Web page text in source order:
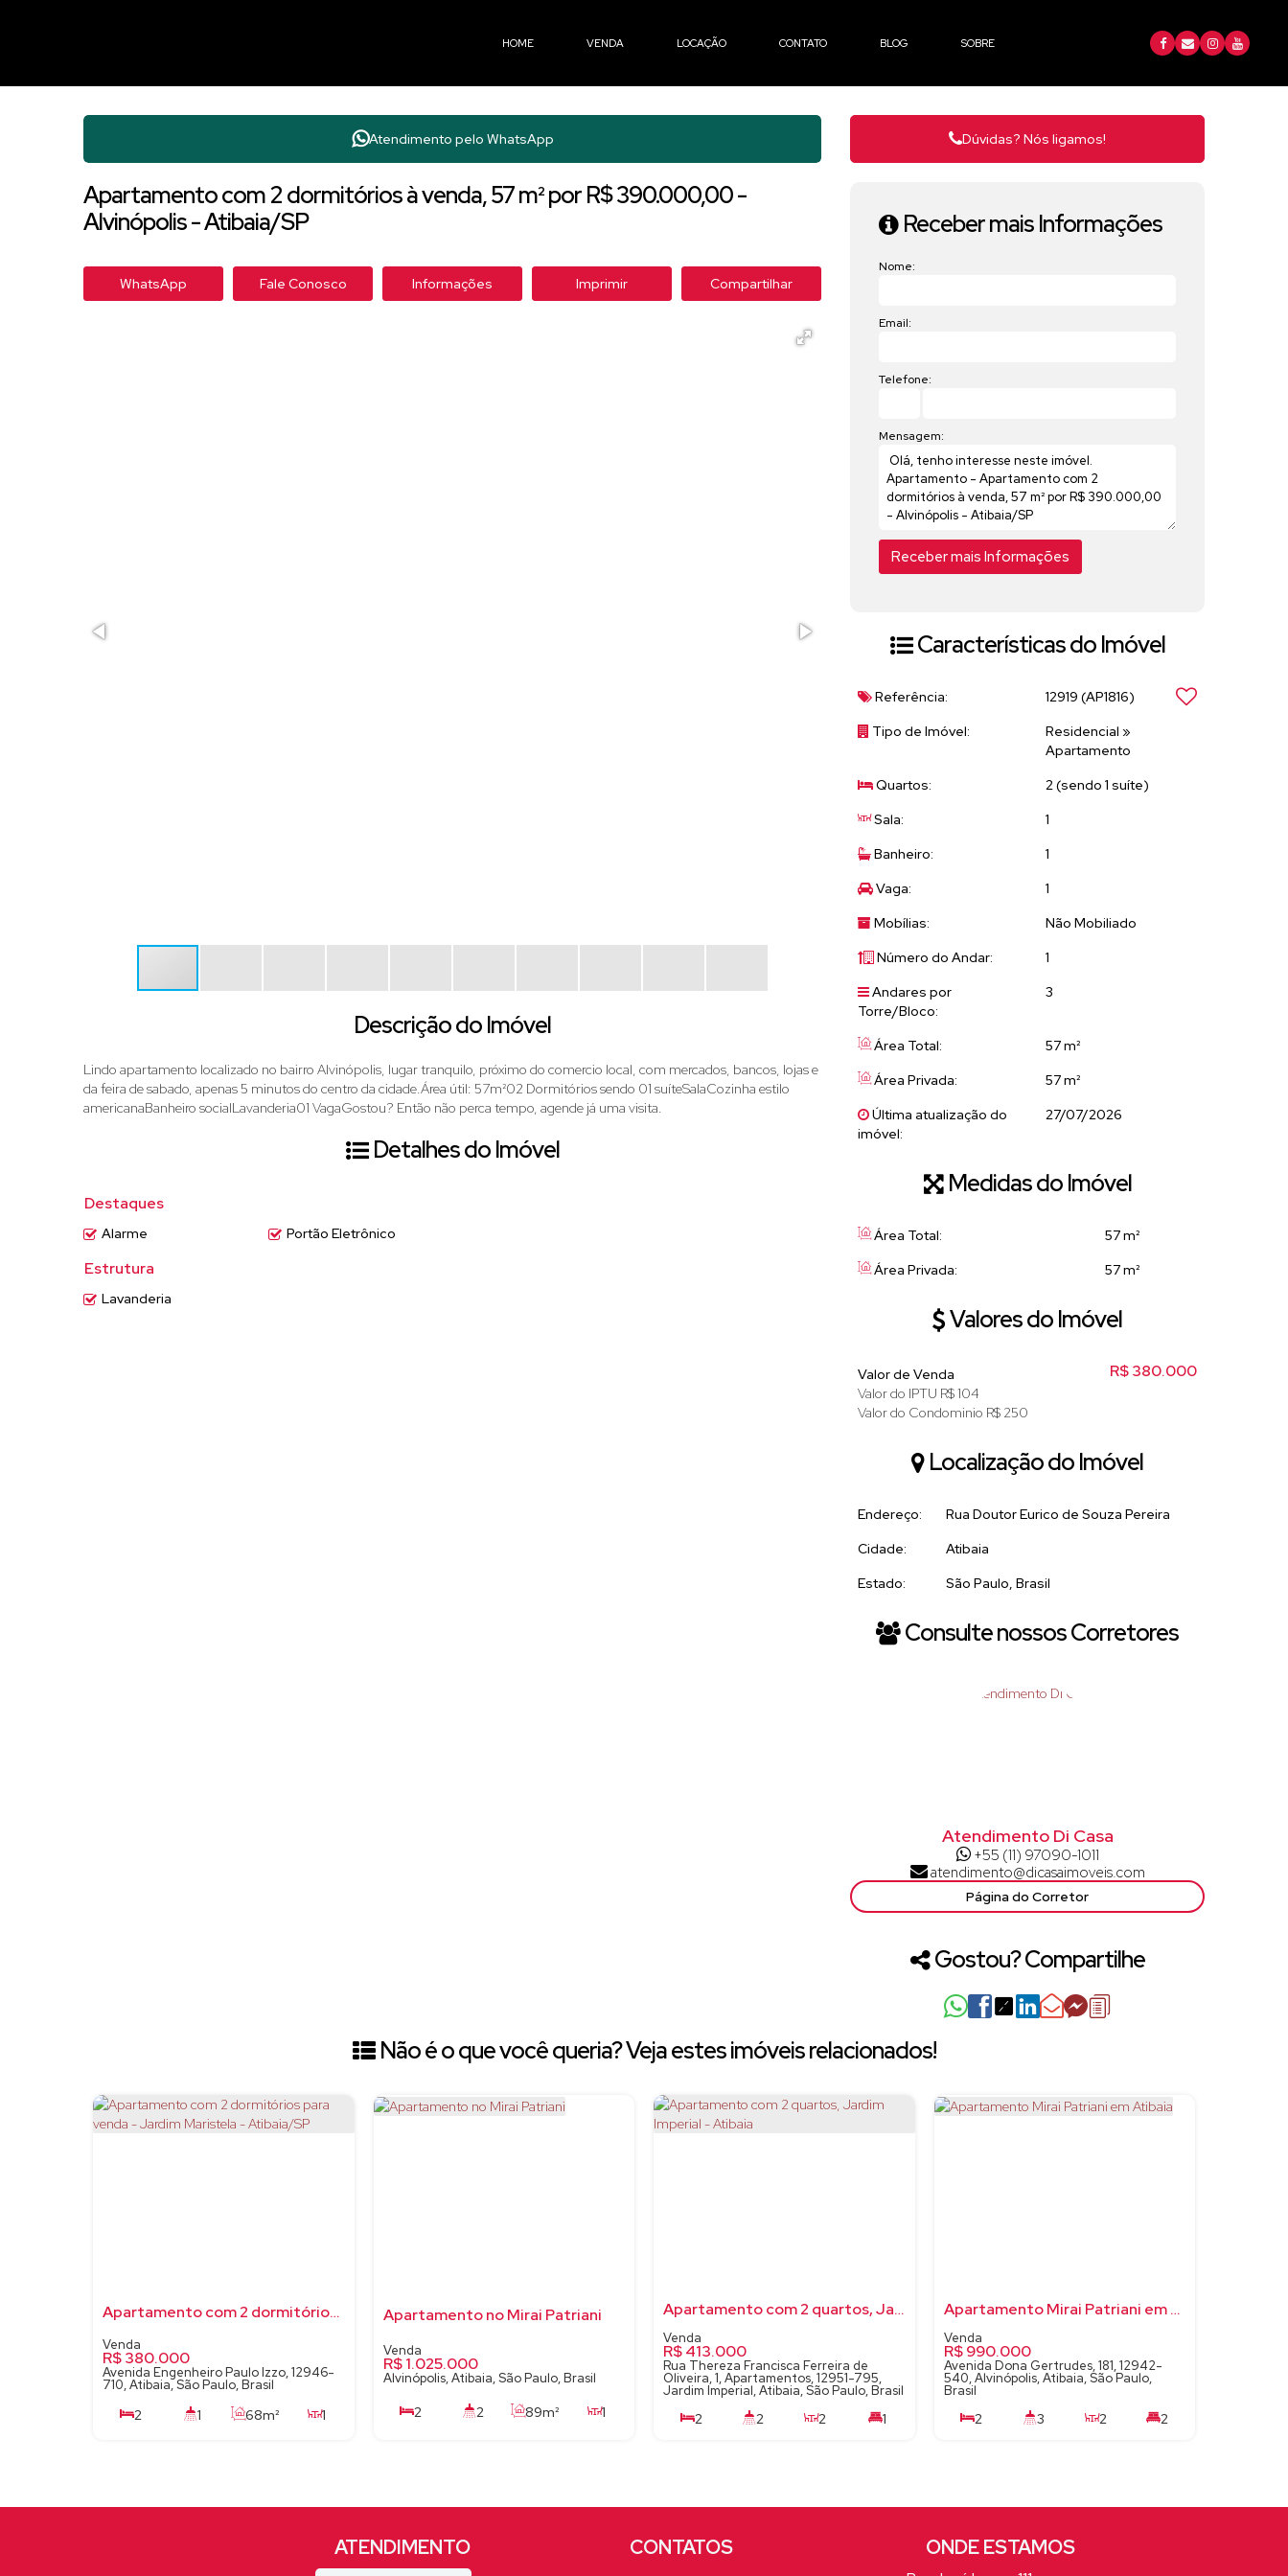
CONTATO BLOG SOBRE
LOCAÇÃO
VENDA
HOME
Atendimento pelo WhatsApp
Apartamento com 2 dormitórios à venda, 57 m² por R$ 390.000,00 -
Alvinópolis - Atibaia/SP
WhatsApp Fale Conosco Informações Imprimir Compartilhar
Descrição do Imóvel
Lindo apartamento localizado no bairro Alvinópolis, lugar tranquilo, próximo do comercio local, com mercados, bancos, lojas e
da feira de sabado, apenas 5 minutos do centro da cidade.Área útil: 57m²02 Dormitórios sendo 01 suíteSalaCozinha estilo
americanaBanheiro socialLavanderia01 VagaGostou? Então não perca tempo, agende já uma visita.
Detalhes do Imóvel
Destaques
Alarme Portão Eletrônico
Estrutura
Lavanderia
Dúvidas? Nós ligamos!
Receber mais Informações
Nome:
Email:
Telefone:
Mensagem:
Características do Imóvel
Referência: 12919 (AP1816)
Tipo de Imóvel:
Residencial »
Apartamento
Quartos:
2 (sendo 1 suíte)
Sala:
1
Banheiro:
1
Vaga:
1
Mobílias:
Não Mobiliado
Número do Andar:
1
Andares por
Torre/Bloco:
3
Área Total:
57 m²
Área Privada:
57 m²
Última atualização do
imóvel:
27/07/2026
Medidas do Imóvel
Área Total:
57 m²
Área Privada:
57 m²
Valores do Imóvel
R$380.000
Valor de Venda
Valor do IPTU R$104
Valor do Condominio R$ 250
Localização do Imóvel
Endereço:
Rua Doutor Eurico de Souza Pereira
Cidade:
Atibaia
Estado:
São Paulo, Brasil
Consulte nossos Corretores
Atendimento Di Casa
+55 (11) 97090-1011
atendimento@dicasaimoveis.com
Página do Corretor
Gostou? Compartilhe
Não é o que você queria? Veja estes imóveis relacionados!
Apartamento com 2 dormitórios para venda - Jardim Maristela - Atibaia/SP
R$380.000
Avenida Engenheiro Paulo Izzo, 12946-
710, Atibaia, São Paulo, Brasil
2 1 68m²
1
Apartamento no Mirai Patriani
R$1.025.000
Alvinópolis, Atibaia, São Paulo, Brasil
2 2 89m²
1
Apartamento com 2 quartos, Jardim Imperial - Atibaia
R$413.000
Rua Thereza Francisca Ferreira de
Oliveira, 1, Apartamentos, 12951-795,
Jardim Imperial, Atibaia, São Paulo, Brasil
2 2 2
1
Apartamento Mirai Patriani em Atibaia
R$990.000
Avenida Dona Gertrudes, 181, 12942-
540, Alvinópolis, Atibaia, São Paulo,
Brasil
2 3 2
2